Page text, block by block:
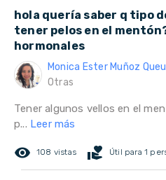
hola quería saber q tipo
tener pelos en el
hormonales
Monica Ester Muñoz
Otras
Tener algunos vellos en el
p... Leer más
remove_red_eye 108 vistas volunteer_activism Útil para 1